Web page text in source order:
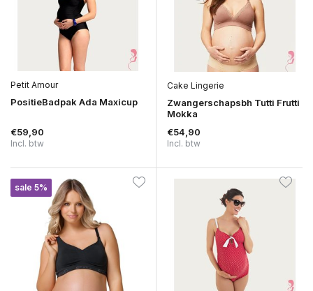
Petit Amour
PositieBadpak Ada Maxicup
€59,90
Incl. btw
Cake Lingerie
Zwangerschapsbh Tutti Frutti
Mokka
€54,90
Incl. btw
sale 5%